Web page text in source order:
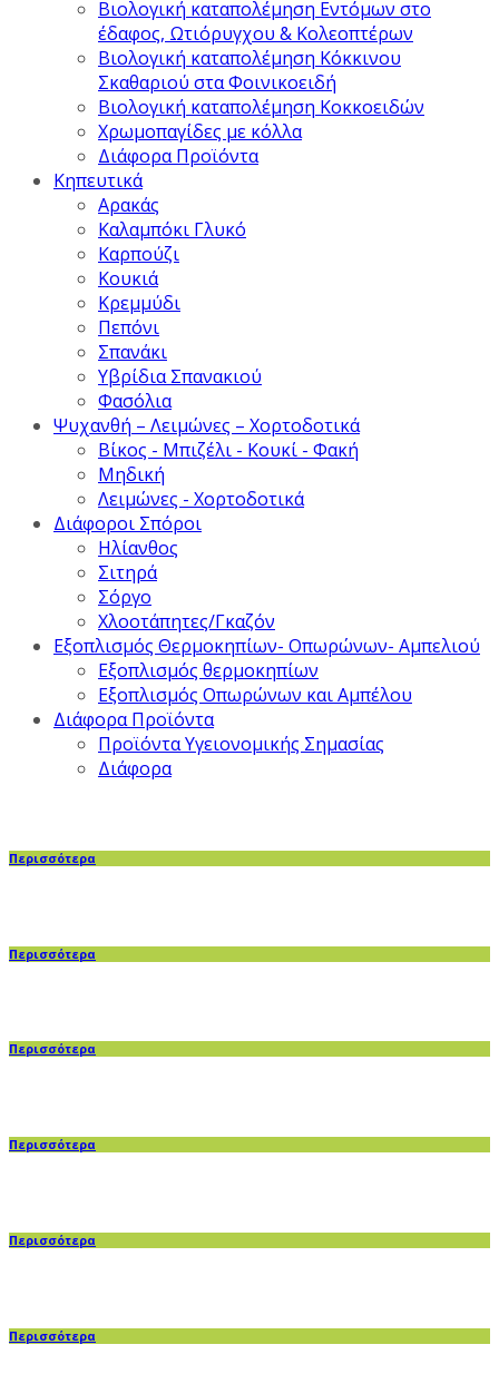
Βιολογική καταπολέμηση Εντόμων στο
έδαφος, Ωτιόρυγχου & Κολεοπτέρων
Βιολογική καταπολέμηση Κόκκινου
Σκαθαριού στα Φοινικοειδή
Βιολογική καταπολέμηση Κοκκοειδών
Χρωμοπαγίδες με κόλλα
Διάφορα Προϊόντα
Κηπευτικά
Αρακάς
Καλαμπόκι Γλυκό
Καρπούζι
Κουκιά
Κρεμμύδι
Πεπόνι
Σπανάκι
Υβρίδια Σπανακιού
Φασόλια
Ψυχανθή – Λειμώνες – Χορτοδοτικά
Βίκος - Μπιζέλι - Κουκί - Φακή
Μηδική
Λειμώνες - Χορτοδοτικά
Διάφοροι Σπόροι
Ηλίανθος
Σιτηρά
Σόργο
Χλοοτάπητες/Γκαζόν
Εξοπλισμός Θερμοκηπίων- Οπωρώνων- Αμπελιού
Εξοπλισμός θερμοκηπίων
Εξοπλισμός Οπωρώνων και Αμπέλου
Διάφορα Προϊόντα
Προϊόντα Υγειονομικής Σημασίας
Διάφορα
Περισσότερα
Περισσότερα
Περισσότερα
Περισσότερα
Περισσότερα
Περισσότερα